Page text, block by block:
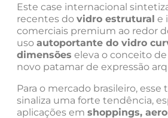
Este case internacional
recentes do vidro estrutural e
comerciais premium ao redor
uso autoportante do vidro
dimensões eleva o conceito
novo patamar de expressão
Para o mercado brasileiro, esse
sinaliza uma forte tendência,
aplicações em shoppings,